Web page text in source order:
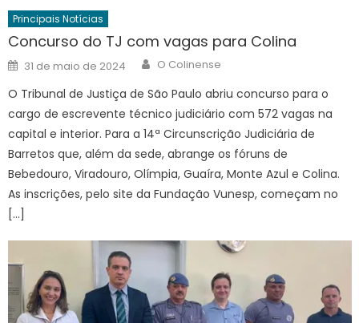
Principais Notícias
Concurso do TJ com vagas para Colina
Posted
on
31 de maio de 2024 Author
O Colinense
O Tribunal de Justiça de São Paulo abriu concurso para o
cargo de escrevente técnico judiciário com 572 vagas na
capital e interior. Para a 14ª Circunscrição Judiciária de
Barretos que, além da sede, abrange os fóruns de
Bebedouro, Viradouro, Olímpia, Guaíra, Monte Azul e Colina.
As inscrições, pelo site da Fundação Vunesp, começam no
[…]